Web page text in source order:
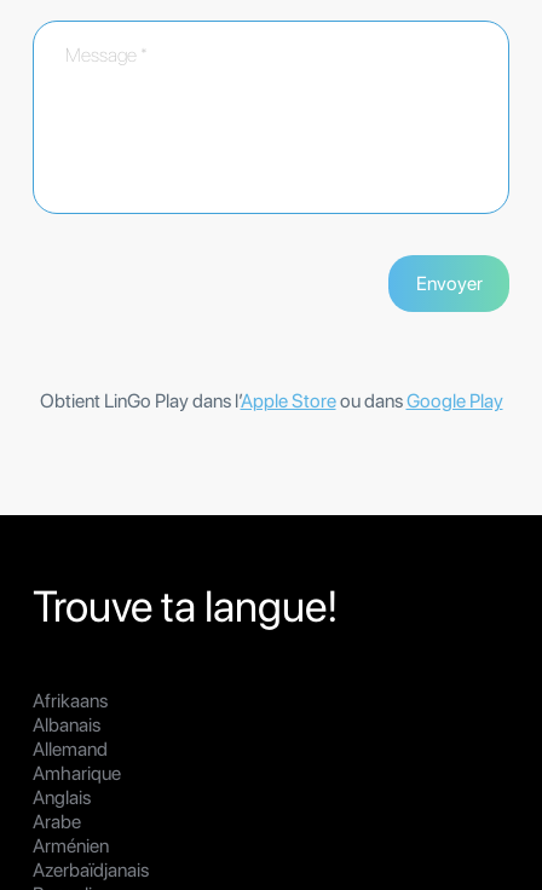
Obtient LinGo Play dans l’Apple Storeou dansGoogle Play
Trouve ta langue!
Afrikaans
Albanais
Allemand
Amharique
Anglais
Arabe
Arménien
Azerbaïdjanais